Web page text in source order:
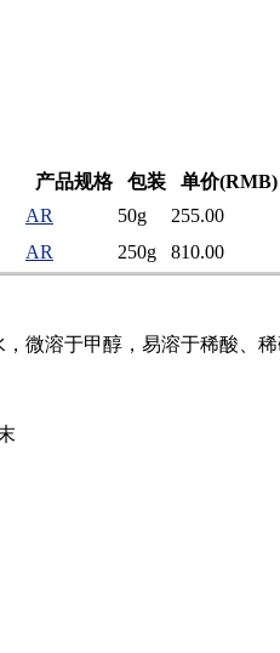
产品规格 包装 单价(RMB)
AR 50g 255.00
AR 250g 810.00
微溶于甲醇，易溶于稀酸、稀